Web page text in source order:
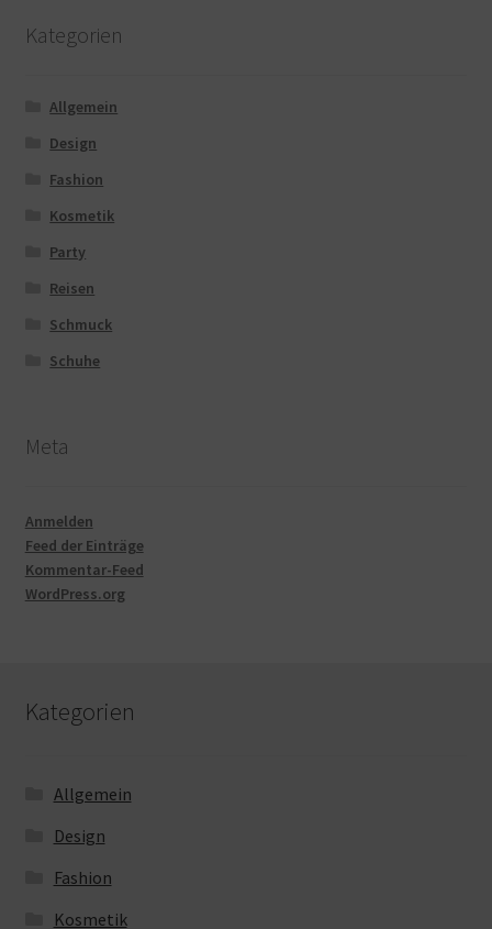
Kategorien
Allgemein
Design
Fashion
Kosmetik
Party
Reisen
Schmuck
Schuhe
Meta
Anmelden
Feed der Einträge
Kommentar-Feed
WordPress.org
Kategorien
Allgemein
Design
Fashion
Kosmetik